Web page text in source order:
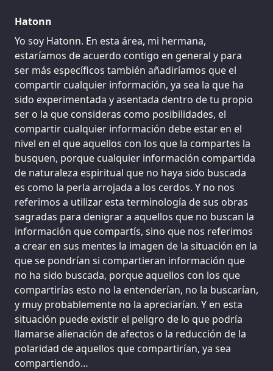
Hatonn
Yo soy Hatonn. En esta área, mi hermana,
estaríamos de acuerdo contigo en general y para
ser más específicos también añadiríamos que el
compartir cualquier información, ya sea la que ha
sido experimentada y asentada dentro de tu propio
ser o la que consideras como posibilidades, el
compartir cualquier información debe estar en el
nivel en el que aquellos con los que la compartes la
busquen, porque cualquier información compartida
de naturaleza espiritual que no haya sido buscada
es como la perla arrojada a los cerdos. Y no nos
referimos a utilizar esta terminología de sus obras
sagradas para denigrar a aquellos que no buscan la
información que compartís, sino que nos referimos
a crear en sus mentes la imagen de la situación en la
que se pondrían si compartieran información que
no ha sido buscada, porque aquellos con los que
compartirías esto no la entenderían, no la buscarían,
y muy probablemente no la apreciarían. Y en esta
situación puede existir el peligro de lo que podría
llamarse alienación de afectos o la reducción de la
polaridad de aquellos que compartirían, ya sea
compartiendo…